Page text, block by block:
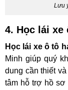
Lưu
4. Học lái xe
Học lái xe ô tô
Minh giúp quý
dung cần thiết
tâm hỗ trợ hồ sơ